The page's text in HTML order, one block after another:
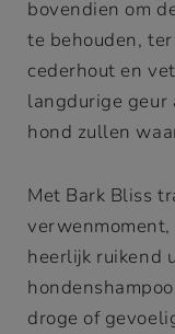
bovendien om
te behouden,
cederhout en
langdurige geur
hond zullen
Met Bark Bliss
heerlijk ruikend
droge of